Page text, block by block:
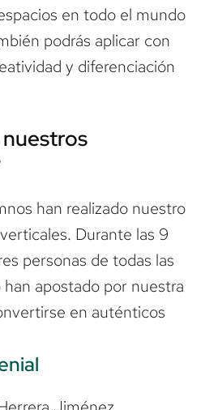
en todo el mundo
podrás aplicar con
y diferenciación
han realizado nuestro
Durante las 9
personas de todas las
apostado por nuestra
en auténticos